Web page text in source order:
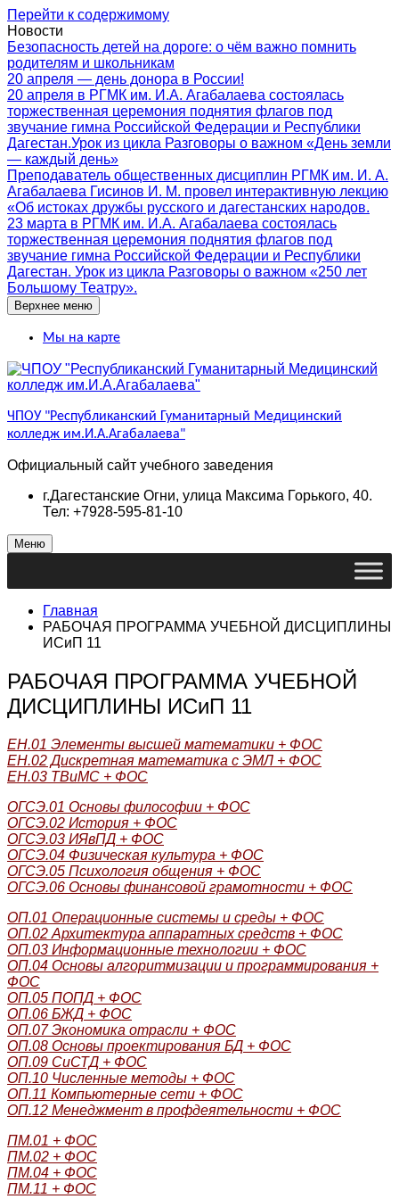
Перейти к содержимому
Новости
Безопасность детей на дороге: о чём важно помнить
родителям и школьникам
20 апреля — день донора в России!
20 апреля в РГМК им. И.А. Агабалаева состоялась
торжественная церемония поднятия флагов под
звучание гимна Российской Федерации и Республики
Дагестан.Урок из цикла Разговоры о важном «День земли
— каждый день»
Преподаватель общественных дисциплин РГМК им. И. А.
Агабалаева Гисинов И. М. провел интерактивную лекцию
«Об истоках дружбы русского и дагестанских народов.
23 марта в РГМК им. И.А. Агабалаева состоялась
торжественная церемония поднятия флагов под
звучание гимна Российской Федерации и Республики
Дагестан. Урок из цикла Разговоры о важном «250 лет
Большому Театру».
Верхнее меню
Мы на карте
ЧПОУ "Республиканский Гуманитарный Медицинский
колледж им.И.А.Агабалаева"
Официальный сайт учебного заведения
г.Дагестанские Огни, улица Максима Горького, 40.
Тел: +7928-595-81-10
Меню
Главная
РАБОЧАЯ ПРОГРАММА УЧЕБНОЙ ДИСЦИПЛИНЫ
ИСиП 11
РАБОЧАЯ ПРОГРАММА УЧЕБНОЙ
ДИСЦИПЛИНЫ ИСиП 11
ЕН.01 Элементы высшей математики + ФОС
ЕН.02 Дискретная математика с ЭМЛ + ФОС
ЕН.03 ТВиМС + ФОС
ОГСЭ.01 Основы философии + ФОС
ОГСЭ.02 История + ФОС
ОГСЭ.03 ИЯвПД + ФОС
ОГСЭ.04 Физическая культура + ФОС
ОГСЭ.05 Психология общения + ФОС
ОГСЭ.06 Основы финансовой грамотности + ФОС
ОП.01 Операционные системы и среды + ФОС
ОП.02 Архитектура аппаратных средств + ФОС
ОП.03 Информационные технологии + ФОС
ОП.04 Основы алгоритмизации и программирования +
ФОС
ОП.05 ПОПД + ФОС
ОП.06 БЖД + ФОС
ОП.07 Экономика отрасли + ФОС
ОП.08 Основы проектирования БД + ФОС
ОП.09 СиСТД + ФОС
ОП.10 Численные методы + ФОС
ОП.11 Компьютерные сети + ФОС
ОП.12 Менеджмент в профдеятельности + ФОС
ПМ.01 + ФОС
ПМ.02 + ФОС
ПМ.04 + ФОС
ПМ.11 + ФОС